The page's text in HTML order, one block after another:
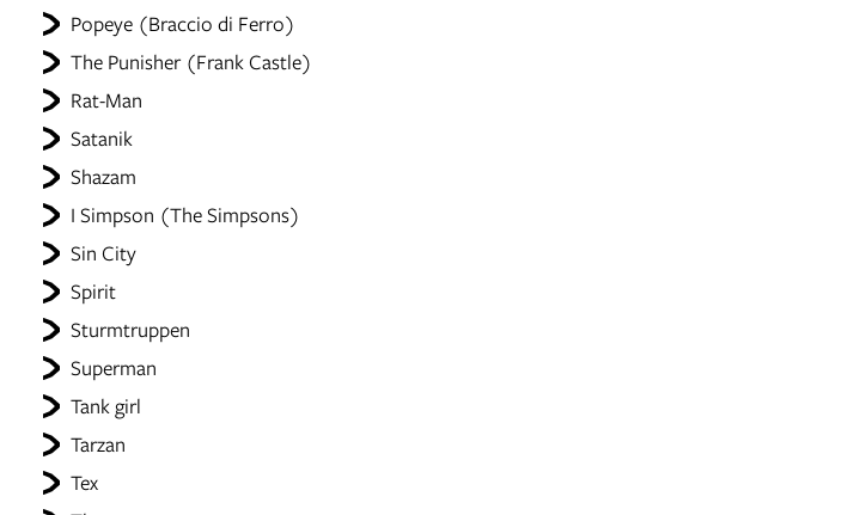
Popeye (Braccio di Ferro)
The Punisher (Frank Castle)
Rat-Man
Satanik
Shazam
I Simpson (The Simpsons)
Sin City
Spirit
Sturmtruppen
Superman
Tank girl
Tarzan
Tex